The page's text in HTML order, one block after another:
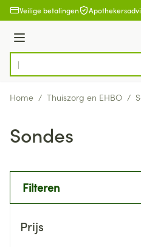
Ga naar de inhoud
Veilige betalingen
Menu
Product, merk, categorie...
Home / Thuiszorg en EHBO /
Sondes
Filteren
Prijs